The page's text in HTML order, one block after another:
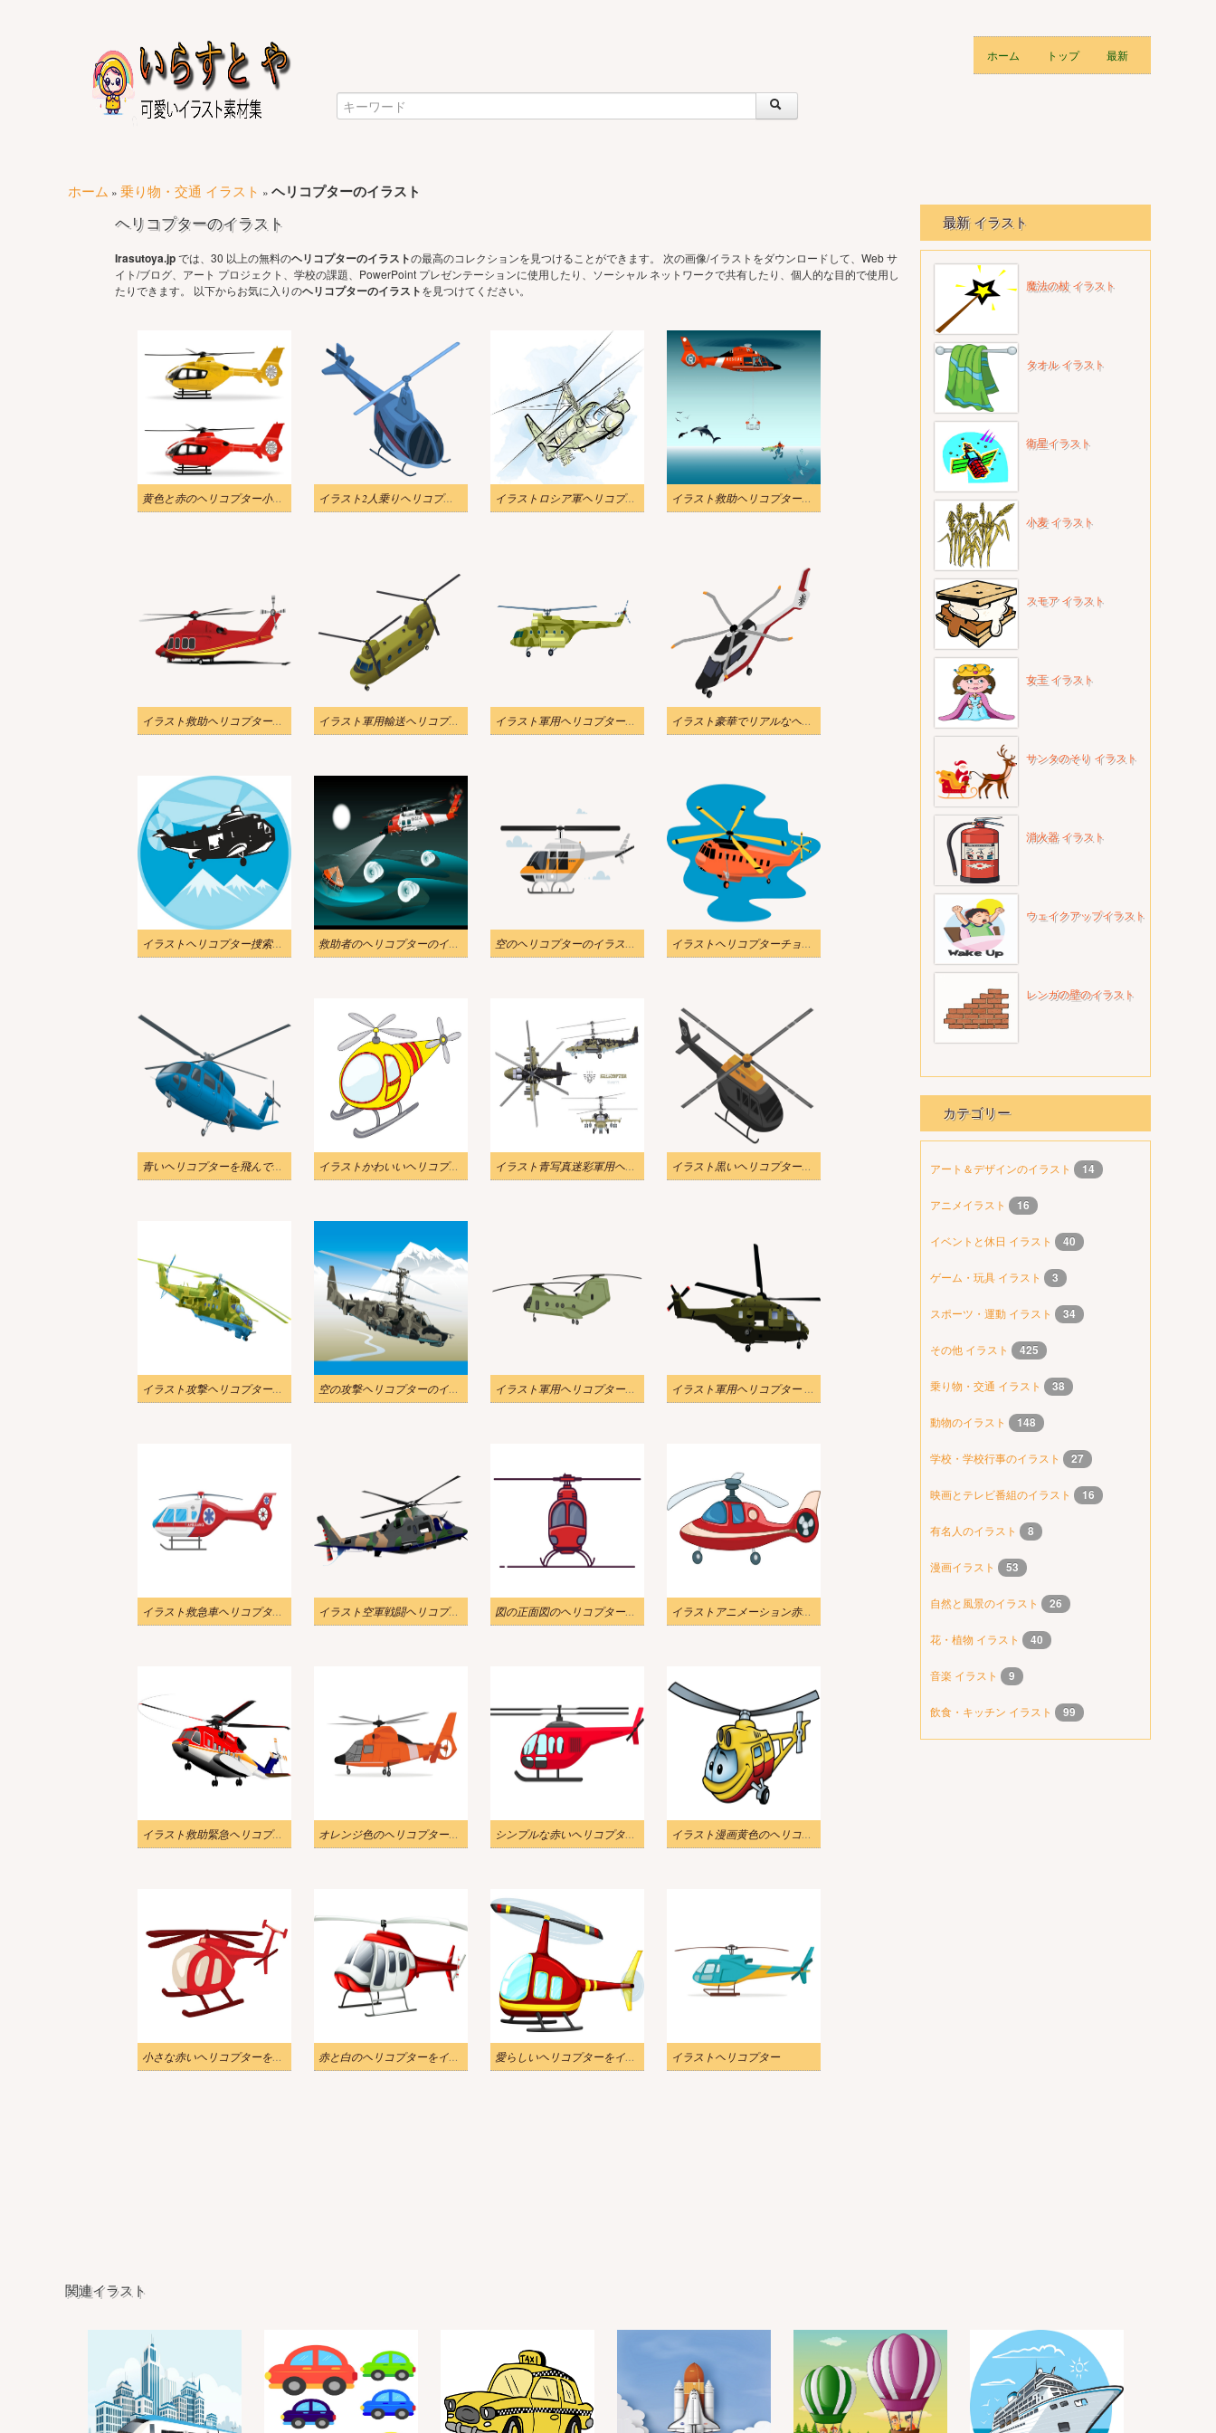
ホーム トップ 最新
ホーム » 乗り物・交通 イラスト » ヘリコプターのイラスト
ヘリコプターのイラスト
Irasutoya.jpでは、30 以上の無料のヘリコプターのイラストの最高のコレクションを見つけることができます。 次の画像/イラストをダウンロードして、Web サ
イト/ブログ、アート プロジェクト、学校の課題、PowerPoint プレゼンテーションに使用したり、ソーシャル ネットワークで共有したり、個人的な目的で使用し
たりできます。 以下からお気に入りのヘリコプターのイラストを見つけてください。
黄色と赤のヘリコプター小型乗客イラストpng イラスト2人乗りヘリコプターPNG透明 イラストロシア軍ヘリコプターpng イラスト救助ヘリコプターpng
イラスト救助ヘリコプターPNG透明 イラスト軍用輸送ヘリコプターpng透明 イラスト軍用ヘリコプターPNG透明 イラスト豪華でリアルなヘリコプターPNG透明
イラストヘリコプター捜索救助ロゴpng 救助者のヘリコプターのイラストpng 空のヘリコプターのイラストpng透明 イラストヘリコプターチョッパーレトロPNG透明
青いヘリコプターを飛んでいるイラストpng透明 イラストかわいいヘリコプターpng イラスト青写真迷彩軍用ヘリコプターpng イラスト黒いヘリコプターPNG透明
イラスト攻撃ヘリコプターpng 空の攻撃ヘリコプターのイラストpng イラスト軍用ヘリコプターPNG透明 イラスト軍用ヘリコプター 1 PNG 透明
イラスト救急車ヘリコプターpng イラスト空軍戦闘ヘリコプターPNG透明 図の正面図のヘリコプターのアイコン イラストアニメーション赤いヘリコプター
イラスト救助緊急ヘリコプター オレンジ色のヘリコプターのイラスト シンプルな赤いヘリコプターをイラストします イラスト漫画黄色のヘリコプター
小さな赤いヘリコプターをイラストします 赤と白のヘリコプターをイラストします 愛らしいヘリコプターをイラストします イラストヘリコプター
最新 イラスト
魔法の杖 イラスト
タオル イラスト
衛星イラスト
小麦 イラスト
スモア イラスト
女王 イラスト
サンタのそり イラスト
消火器 イラスト
ウェイクアップイラスト
レンガの壁のイラスト
カテゴリー
アート＆デザインのイラスト 14
アニメイラスト 16
イベントと休日 イラスト 40
ゲーム・玩具 イラスト 3
スポーツ・運動 イラスト 34
その他 イラスト 425
乗り物・交通 イラスト 38
動物のイラスト 148
学校・学校行事のイラスト 27
映画とテレビ番組のイラスト 16
有名人のイラスト 8
漫画イラスト 53
自然と風景のイラスト 26
花・植物 イラスト 40
音楽 イラスト 9
飲食・キッチン イラスト 99
関連イラスト